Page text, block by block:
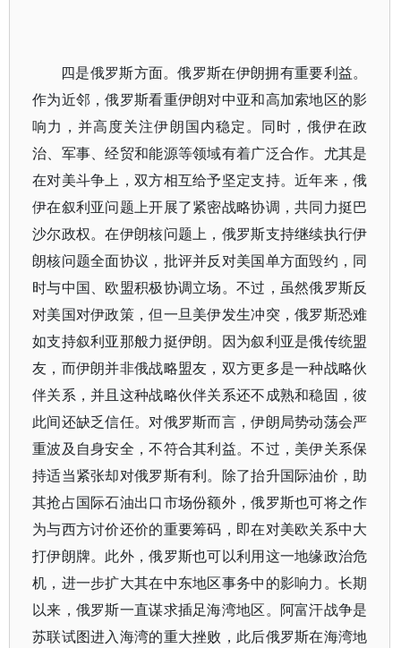
四是俄罗斯方面。俄罗斯在伊朗拥有重要利益。
作为近邻，俄罗斯看重伊朗对中亚和高加索地区的影
响力，并高度关注伊朗国内稳定。同时，俄伊在政
治、军事、经贸和能源等领域有着广泛合作。尤其是
在对美斗争上，双方相互给予坚定支持。近年来，俄
伊在叙利亚问题上开展了紧密战略协调，共同力挺巴
沙尔政权。在伊朗核问题上，俄罗斯支持继续执行伊
朗核问题全面协议，批评并反对美国单方面毁约，同
时与中国、欧盟积极协调立场。不过，虽然俄罗斯反
对美国对伊政策，但一旦美伊发生冲突，俄罗斯恐难
如支持叙利亚那般力挺伊朗。因为叙利亚是俄传统盟
友，而伊朗并非俄战略盟友，双方更多是一种战略伙
伴关系，并且这种战略伙伴关系还不成熟和稳固，彼
此间还缺乏信任。对俄罗斯而言，伊朗局势动荡会严
重波及自身安全，不符合其利益。不过，美伊关系保
持适当紧张却对俄罗斯有利。除了抬升国际油价，助
其抢占国际石油出口市场份额外，俄罗斯也可将之作
为与西方讨价还价的重要筹码，即在对美欧关系中大
打伊朗牌。此外，俄罗斯也可以利用这一地缘政治危
机，进一步扩大其在中东地区事务中的影响力。长期
以来，俄罗斯一直谋求插足海湾地区。阿富汗战争是
苏联试图进入海湾的重大挫败，此后俄罗斯在海湾地